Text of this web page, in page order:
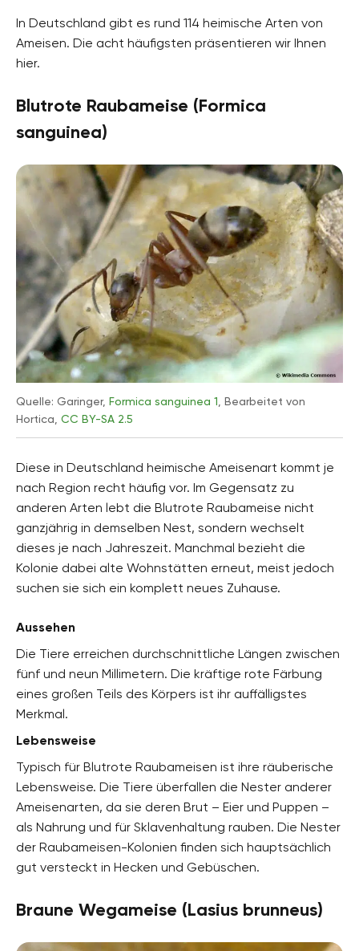
In Deutschland gibt es rund 114 heimische Arten von
Ameisen. Die acht häufigsten präsentieren wir Ihnen
hier.
Blutrote Raubameise (Formica
sanguinea)
Quelle: Garinger, Formica sanguinea 1 , Bearbeitet von
Hortica, CC BY-SA 2.5
Diese in Deutschland heimische Ameisenart kommt je
nach Region recht häufig vor. Im Gegensatz zu
anderen Arten lebt die Blutrote Raubameise nicht
ganzjährig in demselben Nest, sondern wechselt
dieses je nach Jahreszeit. Manchmal bezieht die
Kolonie dabei alte Wohnstätten erneut, meist jedoch
suchen sie sich ein komplett neues Zuhause.
Aussehen
Die Tiere erreichen durchschnittliche Längen zwischen
fünf und neun Millimetern. Die kräftige rote Färbung
eines großen Teils des Körpers ist ihr auffälligstes
Merkmal.
Lebensweise
Typisch für Blutrote Raubameisen ist ihre räuberische
Lebensweise. Die Tiere überfallen die Nester anderer
Ameisenarten, da sie deren Brut – Eier und Puppen –
als Nahrung und für Sklavenhaltung rauben. Die Nester
der Raubameisen-Kolonien finden sich hauptsächlich
gut versteckt in Hecken und Gebüschen.
Braune Wegameise (Lasius brunneus)